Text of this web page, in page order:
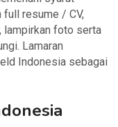
full resume / CV,
lampirkan foto serta
Lamaran
Indonesia sebagai